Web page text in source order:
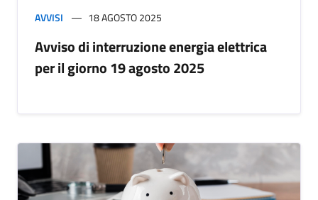
AVVISI 18 AGOSTO 2025
Avviso di interruzione energia elettrica
per il giorno 19 agosto 2025